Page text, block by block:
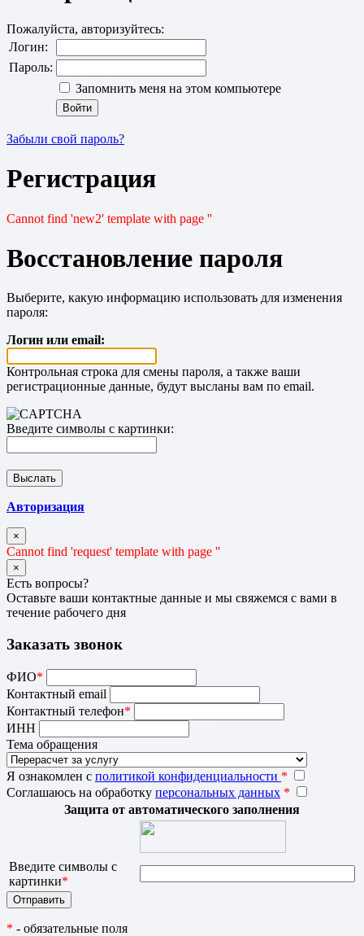
Пожалуйста, авторизуйтесь:
Логин:
Пароль:
Запомнить меня на этом компьютере
Забыли свой пароль?
Регистрация
Cannot find 'new2' template with page ''
Восстановление пароля
Выберите, какую информацию использовать для изменения
пароля:
Логин или email:
Контрольная строка для смены пароля, а также ваши
регистрационные данные, будут высланы вам по email.
Введите символы с картинки:
Авторизация
×
Cannot find 'request' template with page ''
×
Есть вопросы?
Оставьте ваши контактные данные и мы свяжемся с вами в
течение рабочего дня
Заказать звонок
ФИО*
Контактный email
Контактный телефон*
ИНН
Тема обращения
Я ознакомлен с политикой конфиденциальности *
Соглашаюсь на обработку персональных данных *
Защита от автоматического заполнения
Введите символы с
картинки*
* - обязательные поля